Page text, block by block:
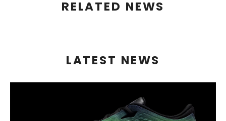
RELATED NEWS
LATEST NEWS